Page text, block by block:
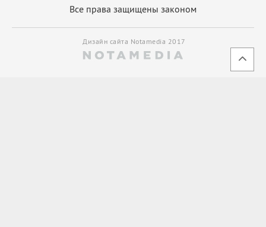
Все права защищены законом
Дизайн сайта Notamedia 2017